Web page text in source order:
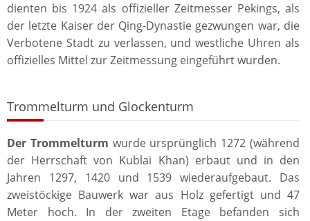
dienten bis 1924 als offizieller Zeitmesser Pekings, als
der letzte Kaiser der Qing-Dynastie gezwungen war, die
Verbotene Stadt zu verlassen, und westliche Uhren als
offizielles Mittel zur Zeitmessung eingeführt wurden.
Trommelturm und Glockenturm
Der Trommelturm wurde ursprünglich 1272 (während
der Herrschaft von Kublai Khan) erbaut und in den
Jahren 1297, 1420 und 1539 wiederaufgebaut. Das
zweistöckige Bauwerk war aus Holz gefertigt und 47
Meter hoch. In der zweiten Etage befanden sich